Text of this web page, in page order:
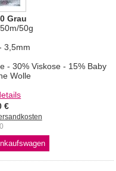
Grau
50g
3,5mm
- 30% Viskose - 15% Baby
Wolle
€